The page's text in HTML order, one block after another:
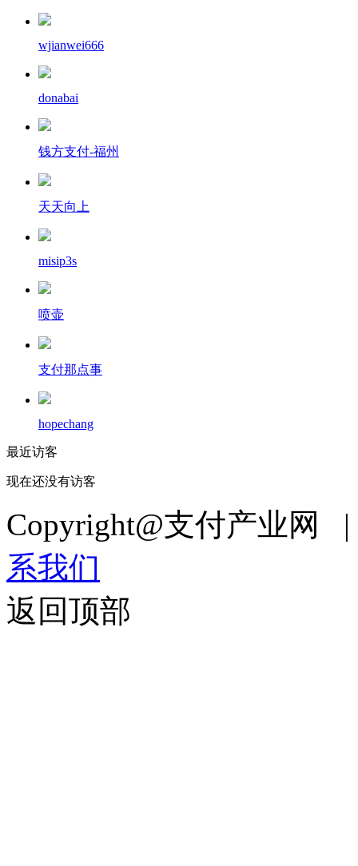
wjianwei666
donabai
钱方支付-福州
天天向上
misip3s
喷壶
支付那点事
hopechang
最近访客
现在还没有访客
Copyright@支付产业
系我们
返回顶部